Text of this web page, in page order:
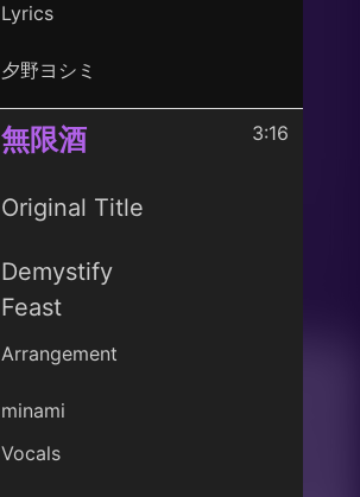
Lyrics
夕野ヨシミ
無限酒
Original Title
Demystify
Feast
Arrangement
minami
Vocals
3:16